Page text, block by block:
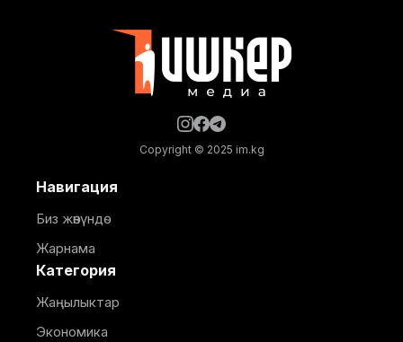
кичирайондогу откананын суу
Copyright © 2025 im.kg
Навигация
Биз жөнүндө
Жарнама
Категория
Жаңылыктар
Экономика